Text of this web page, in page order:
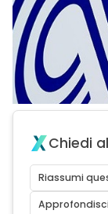
Chiedi
Riassumi